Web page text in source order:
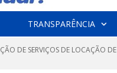
TRANSPARÊNCIA
DE SERVIÇOS DE LOCAÇÃO DE